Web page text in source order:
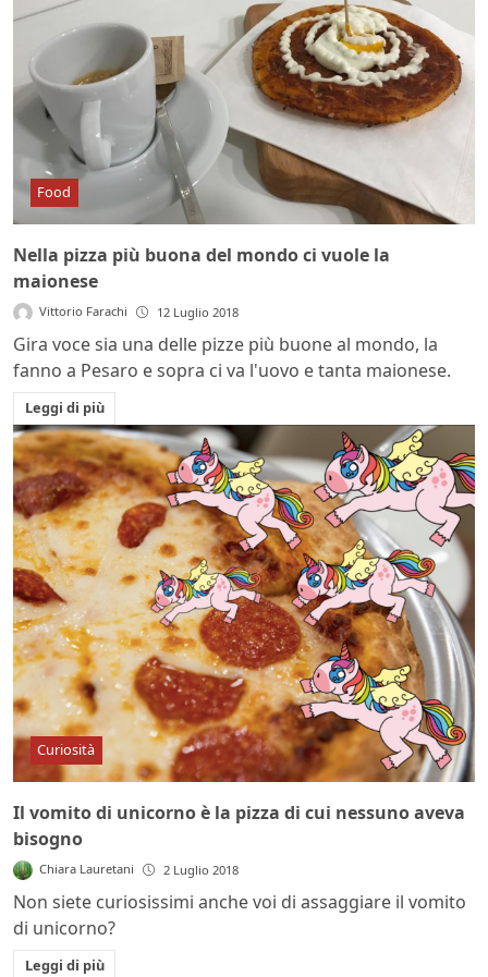
Food
Nella pizza più buona del mondo ci vuole la
maionese
Vittorio Farachi 12 Luglio 2018
Gira voce sia una delle pizze più buone al mondo, la
fanno a Pesaro e sopra ci va l'uovo e tanta maionese.
Leggi di più
Curiosità
Il vomito di unicorno è la pizza di cui nessuno aveva
bisogno
Chiara Lauretani 2 Luglio 2018
Non siete curiosissimi anche voi di assaggiare il vomito
di unicorno?
Leggi di più